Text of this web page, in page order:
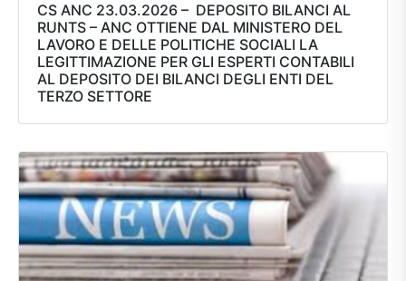
CS ANC 23.03.2026 – DEPOSITO BILANCI AL
RUNTS – ANC OTTIENE DAL MINISTERO DEL
LAVORO E DELLE POLITICHE SOCIALI LA
LEGITTIMAZIONE PER GLI ESPERTI CONTABILI
AL DEPOSITO DEI BILANCI DEGLI ENTI DEL
TERZO SETTORE